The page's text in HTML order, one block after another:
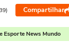
Compartilhar
Esporte News Mundo